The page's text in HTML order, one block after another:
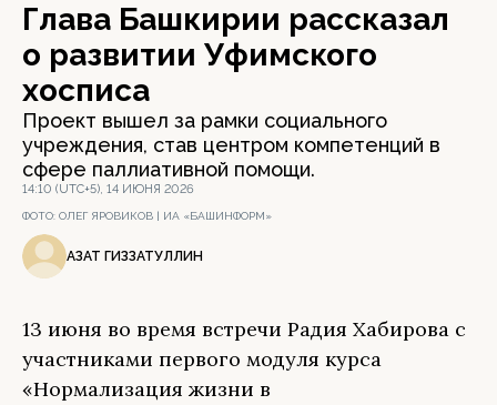
Глава Башкирии рассказал
о развитии Уфимского
хосписа
Проект вышел за рамки социального
учреждения, став центром компетенций в
сфере паллиативной помощи.
14:10 (UTC+5), 14 ИЮНЯ 2026
ФОТО: ОЛЕГ ЯРОВИКОВ | ИА «БАШИНФОРМ»
АЗАТ ГИЗЗАТУЛЛИН
13 июня во время встречи Радия Хабирова с
участниками первого модуля курса
«Нормализация жизни в